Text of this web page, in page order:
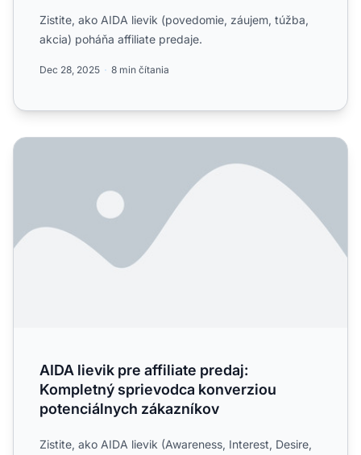
Zistite, ako AIDA lievik (povedomie, záujem, túžba,
akcia) poháňa affiliate predaje.
Dec 28, 2025 8 min čítania
AIDA lievik pre affiliate predaj: Kompletný sprievodca
AIDA lievik pre affiliate predaj:
Kompletný sprievodca konverziou
potenciálnych zákazníkov
Zistite, ako AIDA lievik (Awareness, Interest, Desire,